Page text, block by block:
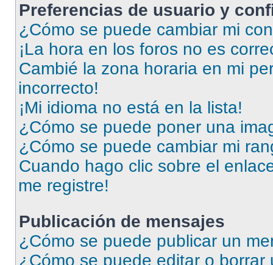
Preferencias de usuario y
¿Cómo se puede cambiar mi
¡La hora en los foros no es
Cambié la zona horaria en mi
incorrecto!
¡Mi idioma no está en la lista!
¿Cómo se puede poner una
¿Cómo se puede cambiar mi
Cuando hago clic sobre el
me registre!
Publicación de mensajes
¿Cómo se puede publicar un
¿Cómo se puede editar o borrar